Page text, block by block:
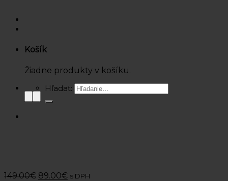
Košík
Žiadne produkty v košíku.
Hľadať:
149.00€ 89.00€ s DPH